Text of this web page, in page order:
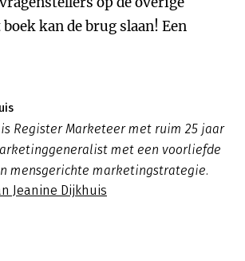
kan de brug slaan! Een
Register Marketeer met ruim 25 jaar
met een voorliefde
mensgerichte marketingstrategie.
Jeanine Dijkhuis